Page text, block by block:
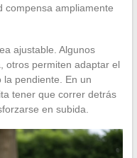
compensa ampliamente
ajustable. Algunos
otros permiten adaptar el
la pendiente. En un
tener que correr detrás
en subida.